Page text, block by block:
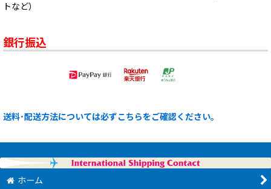
トなど）
銀行振込
送料･配送方法については必ずこちらをご確認ください。
ホーム